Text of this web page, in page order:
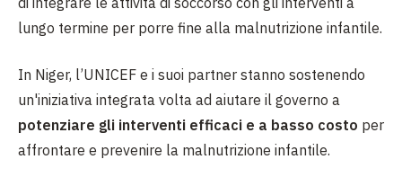
lungo termine per porre fine alla malnutrizione infantile.
In Niger, l’UNICEF e i suoi partner stanno sostenendo
un'iniziativa integrata volta ad aiutare il governo a
potenziare gli interventi efficaci e a basso costo per
affrontare e prevenire la malnutrizione infantile.